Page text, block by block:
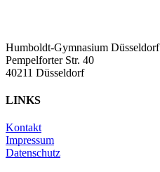
Humboldt-Gymnasium Düsseldorf
Pempelforter Str. 40
40211 Düsseldorf
LINKS
Kontakt
Impressum
Datenschutz